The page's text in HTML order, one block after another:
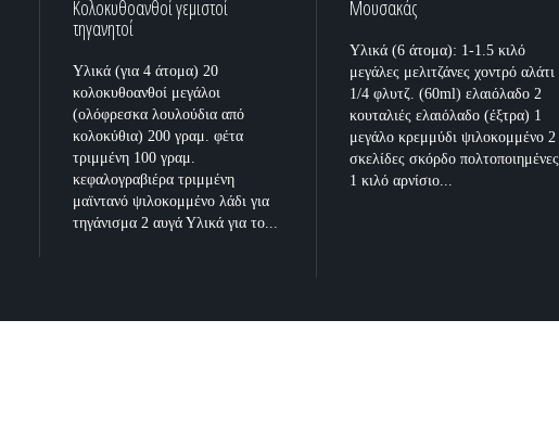
Κολοκυθοανθοί γεμιστοί
τηγανητοί
Υλικά (για 4 άτομα) 20
κολοκυθοανθοί μεγάλοι
(ολόφρεσκα λουλούδια από
κολοκύθια) 200 γραμ. φέτα
τριμμένη 100 γραμ.
κεφαλογραβιέρα τριμμένη
μαϊντανό ψιλοκομμένο λάδι για
τηγάνισμα 2 αυγά Υλικά για το...
Μουσακάς
Υλικά (6 άτομα): 1-1.5 κιλό
μεγάλες μελιτζάνες χοντρό αλάτι
1/4 φλυτζ. (60ml) ελαιόλαδο 2
κουταλιές ελαιόλαδο (έξτρα) 1
μεγάλο κρεμμύδι ψιλοκομμένο 2
σκελίδες σκόρδο πολτοποιημένες
1 κιλό αρνίσιο...